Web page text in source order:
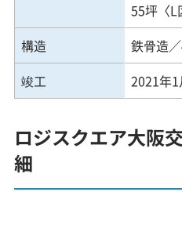
55坪〈L
構造
鉄骨造
竣工
2021年
ロジスクエア大
細